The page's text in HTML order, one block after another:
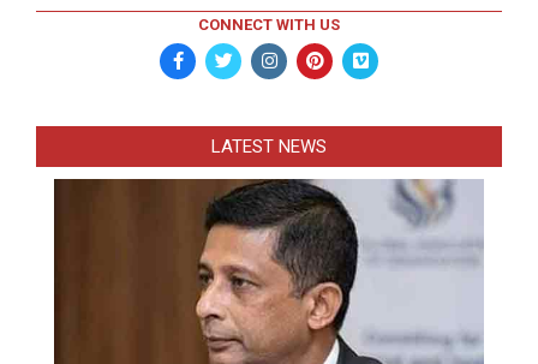
CONNECT WITH US
LATEST NEWS